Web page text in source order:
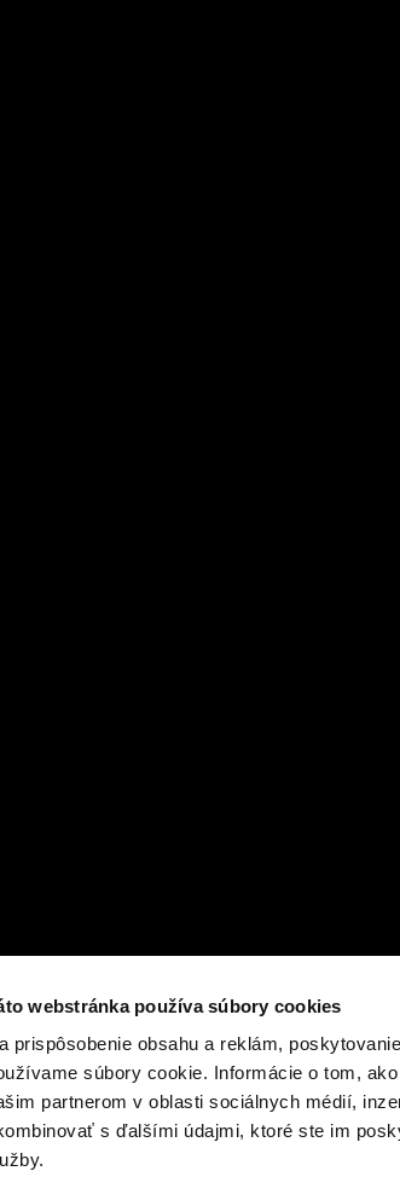
webstránka používa súbory cookies
prispôsobenie obsahu a reklám,
súbory cookie. Informácie o tom,
partnerom v oblasti sociálnych médií,
s ďalšími údajmi, ktoré ste im